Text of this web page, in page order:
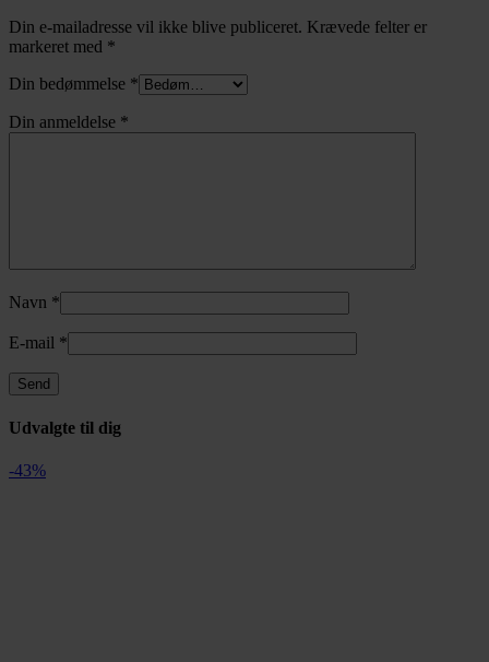
Din e-mailadresse vil ikke blive publiceret. Krævede felter er
markeret med *
Din bedømmelse *
Din anmeldelse *
Navn *
E-mail *
Udvalgte til dig
-43%